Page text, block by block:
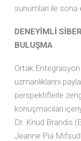
sunumları ile sona
DENEYİMLİ
BULUŞMA
Ortak
uzmanlıklarını
perspektiflerle
konuşmacıları
Dr. Knud Brandis
Jeanne Pia